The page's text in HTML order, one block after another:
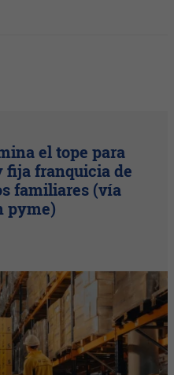
el tope para
fija franquicia de
familiares (vía
pyme)